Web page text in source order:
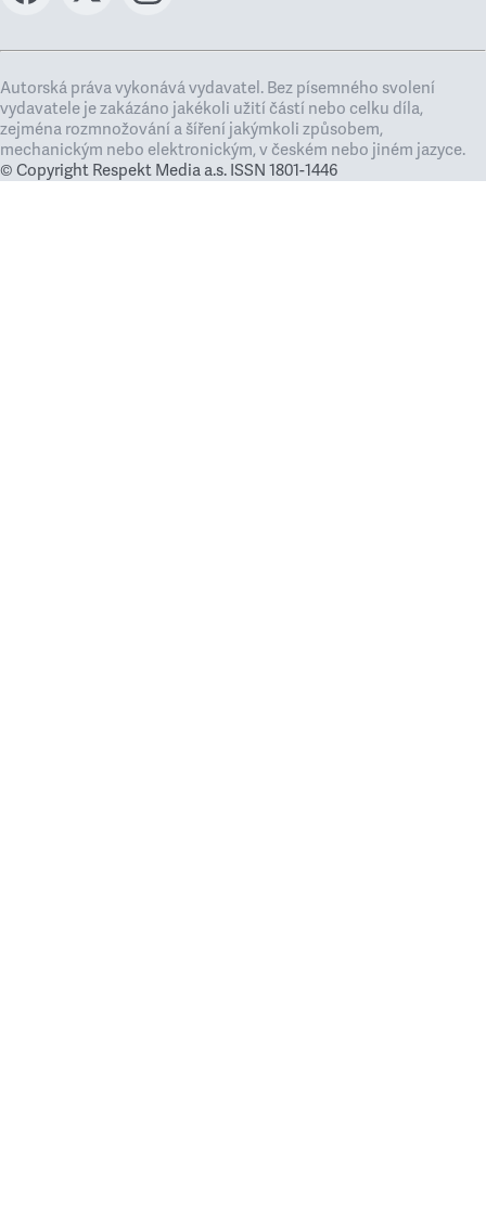
Autorská práva vykonává vydavatel. Bez písemného svolení
vydavatele je zakázáno jakékoli užití částí nebo celku díla,
zejména rozmnožování a šíření jakýmkoli způsobem,
mechanickým nebo elektronickým, v českém nebo jiném jazyce.
© Copyright Respekt Media a.s. ISSN 1801-1446